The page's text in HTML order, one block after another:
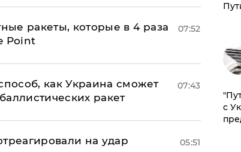
ракеты, которые в 4 раза
Point
07:52
как Украина сможет
ракет
07:43
на удар
05:51
с